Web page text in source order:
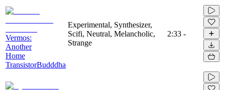
Vermos:
Another
Home
TransistorBudddha
Experimental, Synthesizer,
Scifi, Neutral, Melancholic,
Strange
2:33 -